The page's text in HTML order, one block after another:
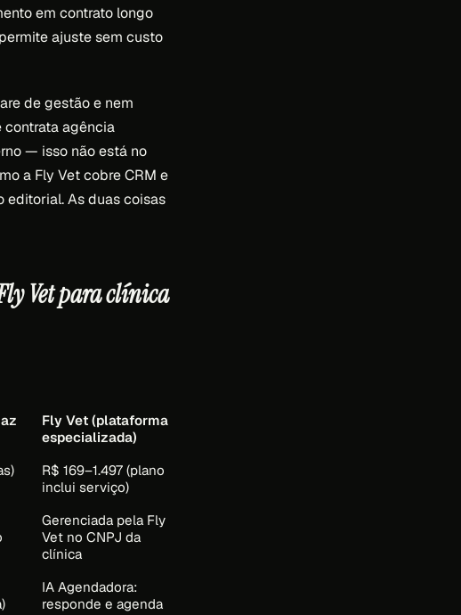
em contrato longo
ajuste sem custo
de gestão e nem
contrata agência
— isso não está no
a Fly Vet cobre CRM e
As duas coisas
Vet para clínica
Fly Vet (plataforma
especializada)
R$ 169–1.497 (plano
inclui serviço)
Gerenciada pela Fly
Vet no CNPJ da
clínica
IA Agendadora:
responde e agenda